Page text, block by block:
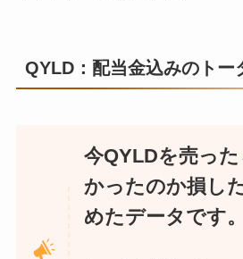
QYLD：配当金込みのトー
今QYLDを売っ
かったのか損し
めたデータです。